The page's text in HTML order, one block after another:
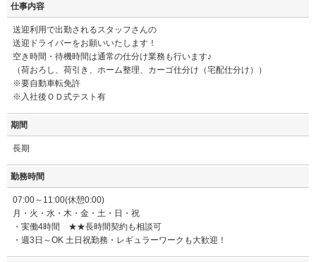
仕事内容
送迎利用で出勤されるスタッフさんの
送迎ドライバーをお願いいたします！
空き時間・待機時間は通常の仕分け業務も行います♪
（荷おろし、荷引き、ホーム整理、カーゴ仕分け（宅配仕分け））
※要自動車転免許
※入社後ＯＤ式テスト有
期間
長期
勤務時間
07:00～11:00(休憩0:00)
月・火・水・木・金・土・日・祝
・実働4時間 ★★長時間契約も相談可
・週3日～OK 土日祝勤務・レギュラーワークも大歓迎！